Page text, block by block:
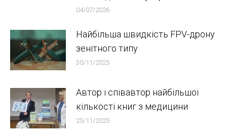
04/07/2026
Найбільша швидкість FPV-дрону
зенітного типу
30/11/2025
Автор і співавтор найбільшої
кількості книг з медицини
25/11/2025